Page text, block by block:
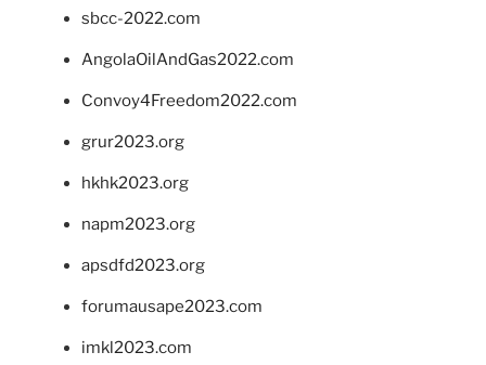
sbcc-2022.com
AngolaOilAndGas2022.com
Convoy4Freedom2022.com
grur2023.org
hkhk2023.org
napm2023.org
apsdfd2023.org
forumausape2023.com
imkl2023.com